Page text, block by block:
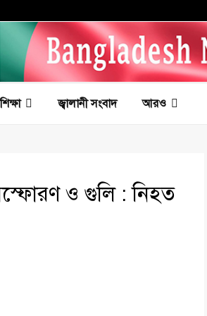
শিক্ষা জ্বালানী সংবাদ আরও
ও গুলি : নিহত